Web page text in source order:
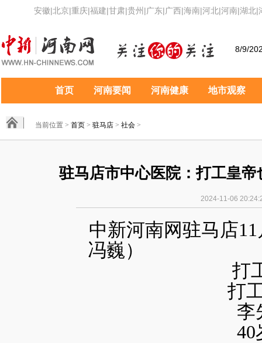
安徽|北京|重庆|福建|甘肃|贵州 |广东|广西|海南|河北|河南|湖北|
8/9/
首页 河南要闻 河南健康 地市观察
当前位置 > 首页 > 驻马店 > 社会 >
驻马店市中心医院：打工皇
2024-11-06
中新河南网驻马店
冯巍）
打
打
李
40